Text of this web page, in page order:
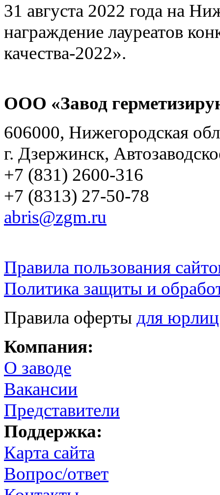
31 августа 2022 года на
награждение лауреатов
качества-2022».
ООО «Завод
606000, Нижегородская
г. Дзержинск,
+7 (831) 2600-316
+7 (8313) 27-50-78
abris@zgm.ru
Правила пользования
Политика защиты и
Правила оферты для
Компания:
О заводе
Вакансии
Представители
Поддержка:
Карта сайта
Вопрос/ответ